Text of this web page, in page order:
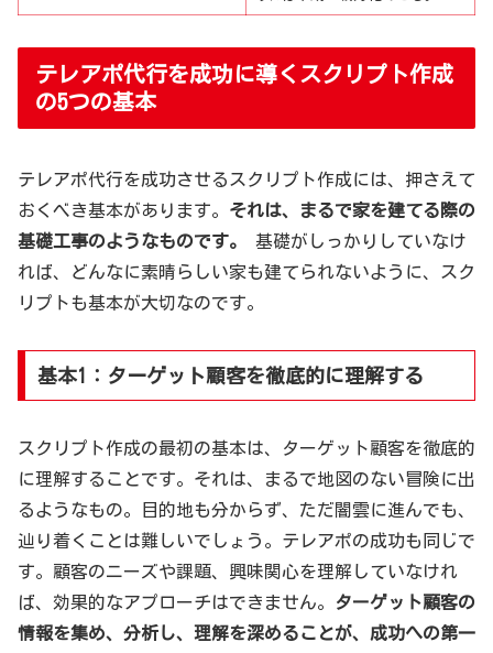
テレアポ代行を成功に導くスクリプト作成
の5つの基本
テレアポ代行を成功させるスクリプト作成には、押さえて
おくべき基本があります。 それは、まるで家を建てる際の
基礎工事のようなものです。
基礎がしっかりしていなけ
れば、どんなに素晴らしい家も建てられないように、スク
リプトも基本が大切なのです。
基本1：ターゲット顧客を徹底的に理解する
スクリプト作成の最初の基本は、ターゲット顧客を徹底的
に理解することです。それは、まるで地図のない冒険に出
るようなもの。目的地も分からず、ただ闇雲に進んでも、
辿り着くことは難しいでしょう。テレアポの成功も同じで
す。顧客のニーズや課題、興味関心を理解していなけれ
ば、効果的なアプローチはできません。
ターゲット顧客の
情報を集め、分析し、理解を深めることが、成功への第一